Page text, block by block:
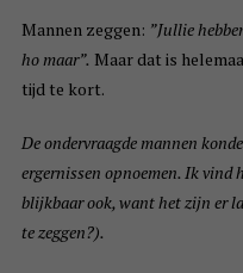
Mannen zeggen: ”Jullie
ho maar”. Maar dat is
tijd te kort.
De ondervraagde mannen
ergernissen opnoemen. Ik vind
blijkbaar ook, want het zijn er
te zeggen?).